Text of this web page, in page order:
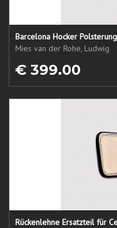
Barcelona Hocker Polsterung
Mies van der Rohe, Ludwig
€ 399.00
Rückenlehne Ersatzteil für